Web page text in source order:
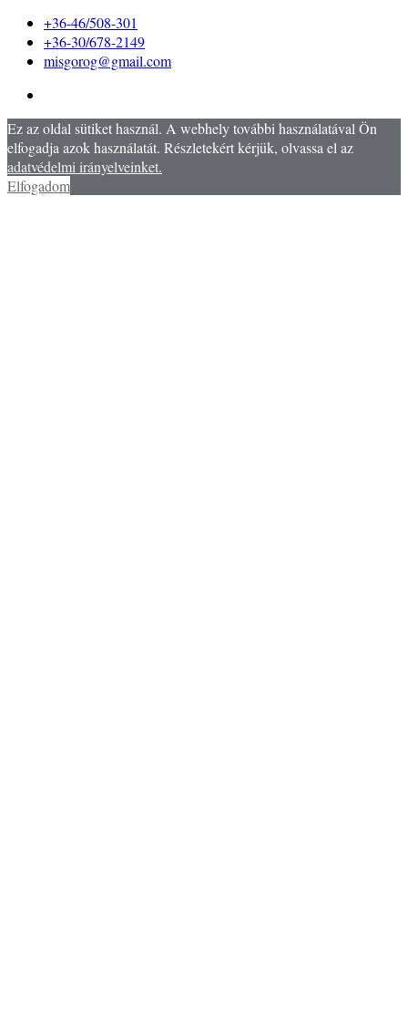
+36-46/508-301
+36-30/678-2149
misgorog@gmail.com
Ez az oldal sütiket használ. A webhely további használatával Ön
elfogadja azok használatát. Részletekért kérjük, olvassa el az
adatvédelmi irányelveinket.
Elfogadom